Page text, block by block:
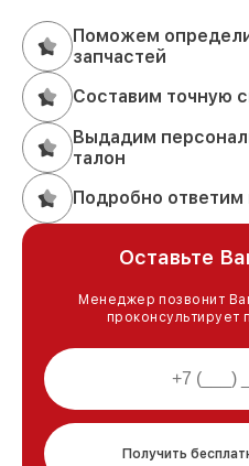
Поможем
запчастей
Составим точную
Выдадим
талон
Подробно
Оставьте
Менеджер позвонит
Получить